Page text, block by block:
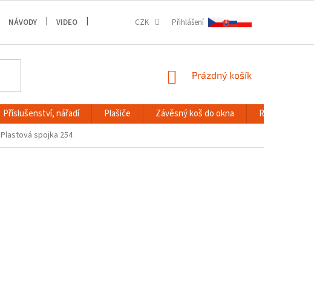
NÁVODY VIDEO CZK Přihlášení
NÁKUPNÍ
Prázdný košík
Příslušenství, nářadí Plašiče Závěsný koš do okna RACK systémy
Plastová spojka 254